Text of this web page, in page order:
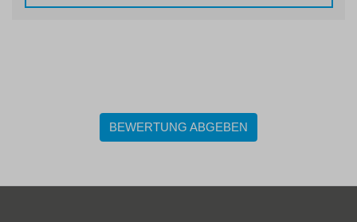
BEWERTUNG ABGEBEN